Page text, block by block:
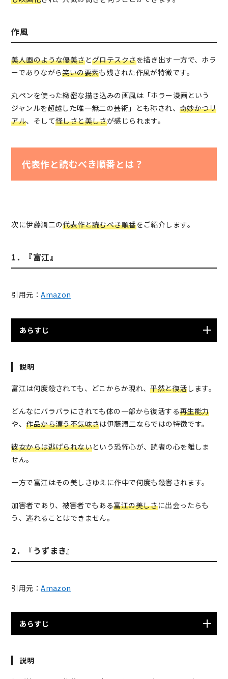
作風
美人画のような優美さとグロテスクさを描き出す一方で、ホラ
ーでありながら笑いの要素も残された作風が特徴です。
丸ペンを使った緻密な描き込みの画風は「ホラー漫画という
ジャンルを超越した唯一無二の芸術」とも称され、奇妙かつリ
アル、そして怪しさと美しさが感じられます。
代表作と読むべき順番とは？
次に伊藤潤二の代表作と読むべき順番をご紹介します。
1．『富江』
引用元：Amazon
あらすじ
くろが印象的な、絶世の美貌を持った少女。性格は傲慢
王様気取りで下僕のようにあしらう。だが、その魔性と
も言える魅力を目にした男たちは皆、魅せられてゆく。
やがて、富江に恋する男たちは例外無く彼女に異常な殺
意を抱き始め、殺害に至る。しかし、富江は死なない。
何度殺害されても甦り、身体をバラバラに切り刻もうも
のなら、その肉片1つ1つが再生し、それぞれ死亡前と同
富江たちがそれぞれ、男たちの心を狂わせてゆく。 これ
て人生を誤る男たち、そして彼らを取り巻く人々の人間
模様を描いた物語である。
説明
富江は何度殺されても、どこからか現れ、平然と復活します。
どんなにバラバラにされても体の一部から復活する再生能力
や、作品から漂う不気味さは伊藤潤二ならではの特徴です。
彼女からは逃げられないという恐怖心が、読者の心を離しま
せん。
一方で富江はその美しさゆえに作中で何度も殺害されます。
加害者であり、被害者でもある富江の美しさに出会ったらも
う、逃れることはできません。
2．『うずまき』
引用元：Amazon
あらすじ
恋人・斎藤秀一の周りで起こる禍々しいうずまきにまつ
説明